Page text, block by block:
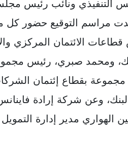
التنفيذي ونائب رئيس
مراسم التوقيع حضور كل
الائتمان المركزي
ومحمد صبري، رئيس
بقطاع إئتمان
بالبنك، وعن شركة إرادة
الهواري مدير إدارة